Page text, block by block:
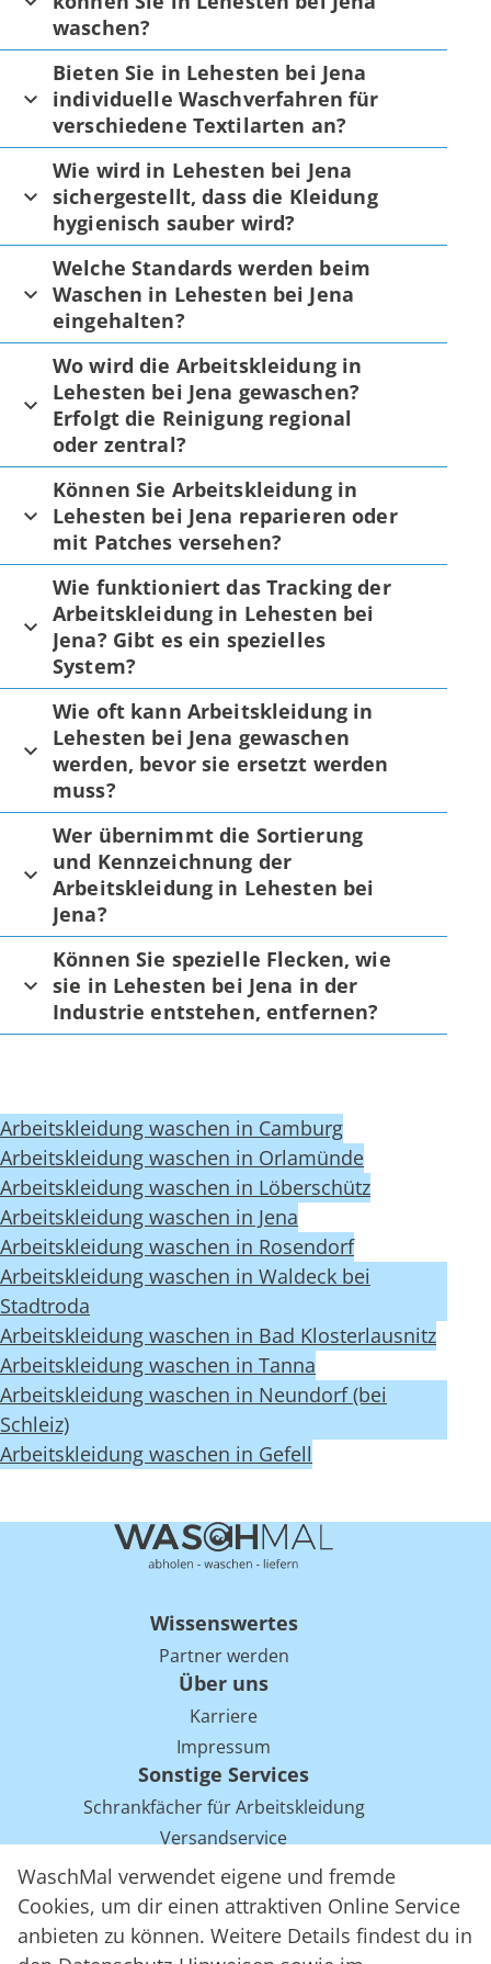
WaschMal verwendet eigene und fremde
Cookies, um dir einen attraktiven Online Service
anbieten zu können. Weitere Details findest du in
waschen?
Bieten Sie in Lehesten bei Jena
individuelle Waschverfahren für
verschiedene Textilarten an?
Wie wird in Lehesten bei Jena
sichergestellt, dass die Kleidung
hygienisch sauber wird?
Welche Standards werden beim
Waschen in Lehesten bei Jena
eingehalten?
Wo wird die Arbeitskleidung in
Lehesten bei Jena gewaschen?
Erfolgt die Reinigung regional
oder zentral?
Können Sie Arbeitskleidung in
Lehesten bei Jena reparieren oder
mit Patches versehen?
Wie funktioniert das Tracking der
Arbeitskleidung in Lehesten bei
Jena? Gibt es ein spezielles
System?
Wie oft kann Arbeitskleidung in
Lehesten bei Jena gewaschen
werden, bevor sie ersetzt werden
muss?
Wer übernimmt die Sortierung
und Kennzeichnung der
Arbeitskleidung in Lehesten bei
Jena?
Können Sie spezielle Flecken, wie
sie in Lehesten bei Jena in der
Industrie entstehen, entfernen?
Arbeitskleidung waschen in Camburg
Arbeitskleidung waschen in Orlamünde
Arbeitskleidung waschen in Löberschütz
Arbeitskleidung waschen in Jena
Arbeitskleidung waschen in Rosendorf
Arbeitskleidung waschen in Waldeck bei
Stadtroda
Arbeitskleidung waschen in Bad Klosterlausnitz
Arbeitskleidung waschen in Tanna
Arbeitskleidung waschen in Neundorf (bei
Schleiz)
Arbeitskleidung waschen in Gefell
Wissenswertes
Partner werden
Über uns
Karriere
Impressum
Sonstige Services
Schrankfächer für Arbeitskleidung
Versandservice
Einsparpotentiale für Mietwäsche bei Arbeitskleidung
Arbeitskleidung Tracking mit RFID